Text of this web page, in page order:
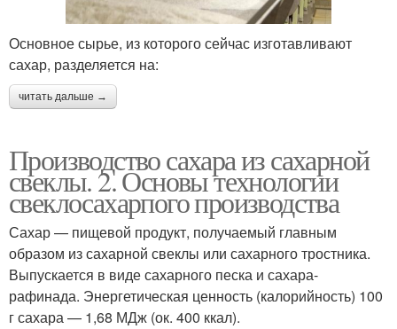
Основное сырье, из которого сейчас изготавливают
сахар, разделяется на:
читать дальше →
Производство сахара из сахарной
свеклы. 2. Основы технологии
свеклосахарпого производства
Сахар — пищевой продукт, получаемый главным
образом из сахарной свеклы или сахарного тростника.
Выпускается в виде сахарного песка и сахара-
рафинада. Энергетическая ценность (калорийность) 100
г сахара — 1,68 МДж (ок. 400 ккал).